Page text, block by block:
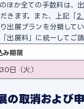
ほか全ての手数料は、
きます。また、上記「
り出展プランを分類して
出展料」に統一してご請
み期限
日（火）
の取消および